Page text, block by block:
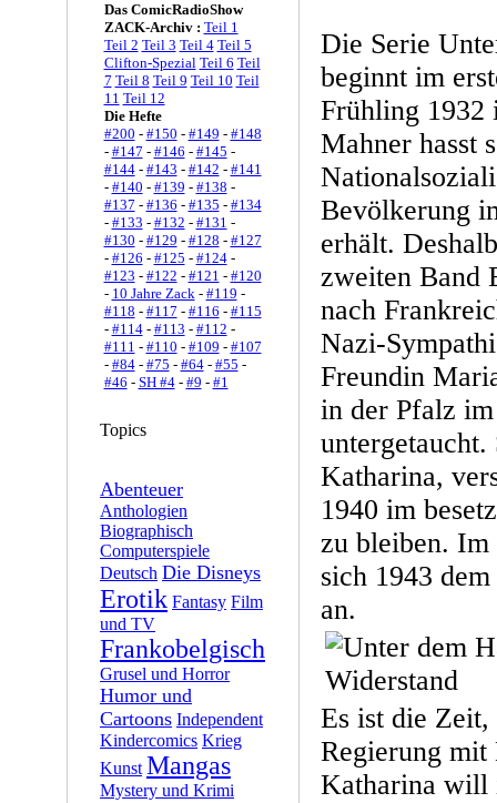
Das ComicRadioShow
ZACK-Archiv : Teil 1
Teil 2 Teil 3 Teil 4 Teil 5
Clifton-Spezial Teil 6 Teil
7 Teil 8 Teil 9 Teil 10 Teil
11 Teil 12
Die Hefte
#200 - #150 - #149 - #148
- #147 - #146 - #145 -
#144- #143 - #142 - #141
- #140 - #139 - #138 -
#137 - #136 - #135 - #134
- #133 - #132 - #131 -
#130 - #129 - #128 - #127
- #126 - #125 - #124-
#123 - #122 - #121 - #120
- 10 Jahre Zack- #119 -
#118 - #117 - #116 - #115
- #114- #113 - #112 -
#111 - #110 - #109 - #107
- #84- #75 - #64- #55 -
#46 - SH #4- #9 - #1
Topics
Abenteuer
Anthologien
Biographisch
Computerspiele
Deutsch Die Disneys
Erotik Fantasy Film
und TV
Frankobelgisch
Grusel und Horror
Humor und
Cartoons Independent
Kindercomics Krieg
Kunst Mangas
Mystery und Krimi
Die Serie
beginnt im
Frühling 1932
Mahner hasst
Bevölkerung
erhält.
zweiten Band
nach
Nazi-
Freundin
in der Pfalz
Katharina,
1940 im
zu bleiben.
sich 1943
an.
Es ist die
Regierung
Katharina will